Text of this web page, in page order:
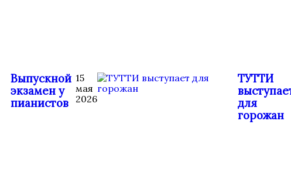
Выпускной
экзамен у
пианистов
15
мая
2026
ТУТТИ
для
горожан